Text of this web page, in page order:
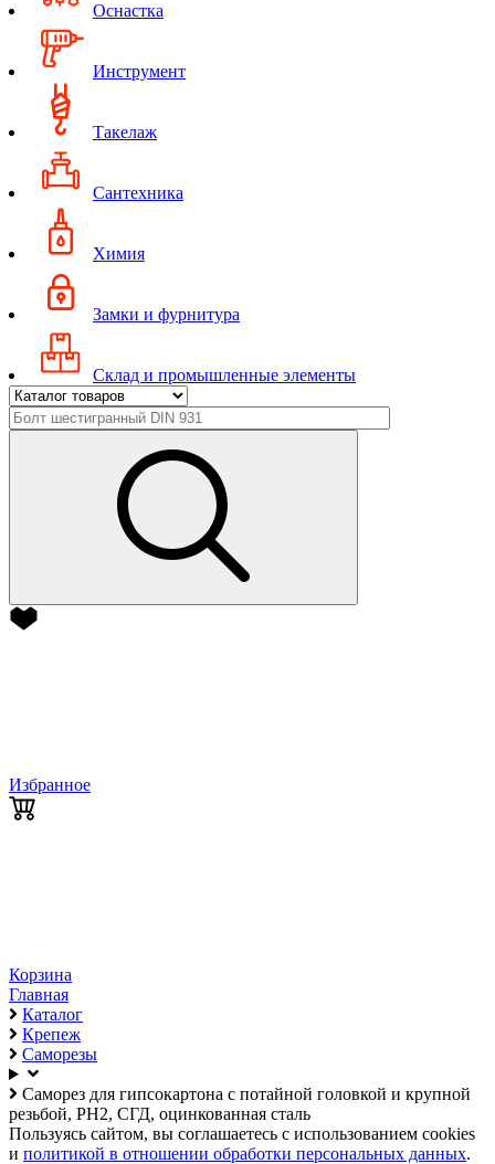
Оснастка
Инструмент
Такелаж
Сантехника
Химия
Замки и фурнитура
Склад и промышленные элементы
Избранное
Корзина
Главная
Каталог
Крепеж
Саморезы
Саморез для гипсокартона с потайной головкой и крупной
резьбой, PH2, СГД, оцинкованная сталь
Пользуясь сайтом, вы соглашаетесь с использованием cookies
и политикой в отношении обработки персональных данных.